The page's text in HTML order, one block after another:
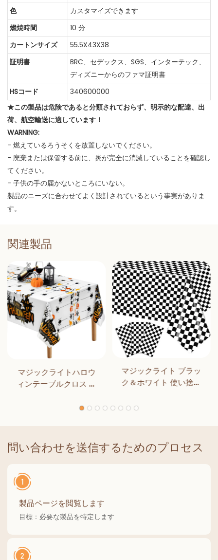
色
カスタマイズできます
燃焼時間
10 分
カートンサイズ
55.5X43X38
証明書
BRC、セデックス、SGS、インターテック、
ディズニーからのファマ証明書
HSコード
340600000
★この製品は危険であると分類されておらず、明示的な配達、出
荷、航空輸送に適しています！
WARNING:
- 燃えているろうそくを放置しないでください。
- 廃棄または保管する前に、炎が完全に消滅していることを確認し
てください。
- 子供の手の届かないところにいない。
製品のニーズに合わせてよく設計されているという事実がありま
す。
関連製品
マジックライトハロウ
ィンテーブルクロス ハ
コレーション アウトド
マジックライト ブラッ
ク＆ホワイト 使い捨て
ダイニング 誕生日パー
問い合わせを送信するためのプロセス
製品ページを閲覧します
目標：必要な製品を特定します